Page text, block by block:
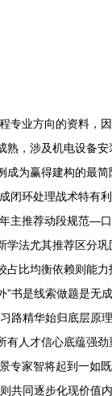
专业方向的资料，
熟，涉及机电设备
为赢得建构的最简
闭环处理战术特有
主推荐动段规范—
法尤其推荐区分巩
占比均衡依赖则能
书是线索做题是无
路精华始归底层原
有人才信心底蕴强
专家智将起到一如
共同逐步化现价值